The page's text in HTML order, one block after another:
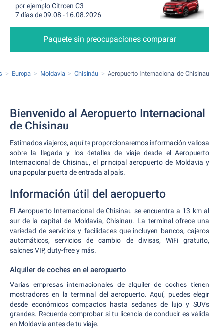
por ejemplo Citroen C3
7 días de 09.08 - 16.08.2026
Paquete sin preocupaciones comparar
Europa Moldavia Chisináu Aeropuerto Internacional de Chisinau
Bienvenido al Aeropuerto Internacional
de Chisinau
Estimados viajeros, aquí te proporcionaremos información valiosa
sobre la llegada y los detalles de viaje desde el Aeropuerto
Internacional de Chisinau, el principal aeropuerto de Moldavia y
una popular puerta de entrada al país.
Información útil del aeropuerto
El Aeropuerto Internacional de Chisinau se encuentra a 13 km al
sur de la capital de Moldavia, Chisinau. La terminal ofrece una
variedad de servicios y facilidades que incluyen bancos, cajeros
automáticos, servicios de cambio de divisas, WiFi gratuito,
salones VIP, duty-free y más.
Alquiler de coches en el aeropuerto
Varias empresas internacionales de alquiler de coches tienen
mostradores en la terminal del aeropuerto. Aquí, puedes elegir
desde económicos compactos hasta sedanes de lujo y SUVs
grandes. Recuerda comprobar si tu licencia de conducir es válida
en Moldavia antes de tu viaje.